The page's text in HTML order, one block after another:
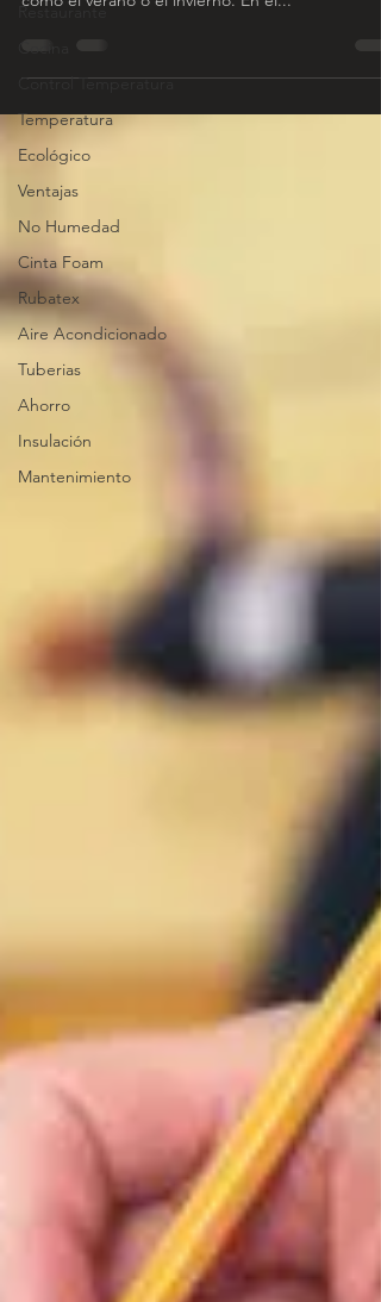
Restaurante
Control Temperatura
Temperatura
Ecológico
Ventajas
No Humedad
Cinta Foam
Rubatex
Aire Acondicionado
Tuberias
Ahorro
Insulación
Mantenimiento